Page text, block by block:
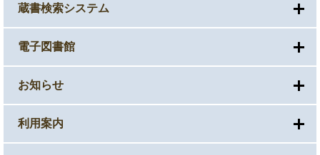
蔵書検索システム
電子図書館
お知らせ
利用案内